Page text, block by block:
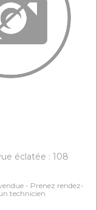
éclatée : 108
- Prenez rendez-
technicien